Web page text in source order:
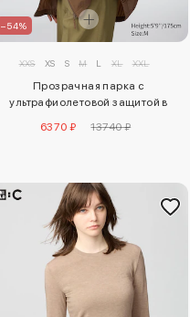
–54%
XXS XS S M L XL XXL
Прозрачная парка с
ультрафиолетовой защитой в
6370 ₽ 13740 ₽